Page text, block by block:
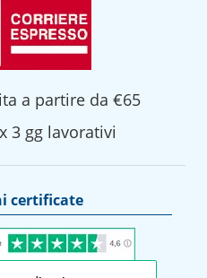
a partire da €65
3 gg lavorativi
certificate